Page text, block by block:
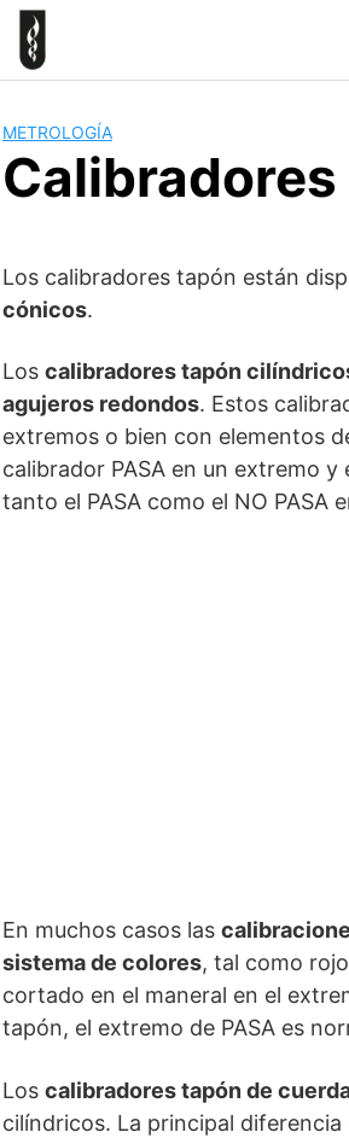
METROLOGÍA
Los calibradores tapón están
cónicos.
Los calibradores tapón
agujeros redondos. Estos
extremos o bien con elementos
calibrador PASA en un extremo
tanto el PASA como el NO PASA
En muchos casos las
sistema de colores, tal como
cortado en el maneral en el
tapón, el extremo de PASA es
Los calibradores tapón de
cilíndricos. La principal